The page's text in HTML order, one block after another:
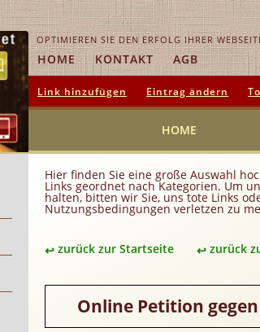
OPTIMIEREN SIE DEN ERFOLG IHRER
HOME KONTAKT AGB
Link hinzufügen Eintrag ändern
HOME
Hier finden Sie eine große Auswahl
Links geordnet nach Kategorien. Um
halten, bitten wir Sie, uns tote Links
Nutzungsbedingungen verletzen zu
zurück zur Startseite zurück
Online Petition